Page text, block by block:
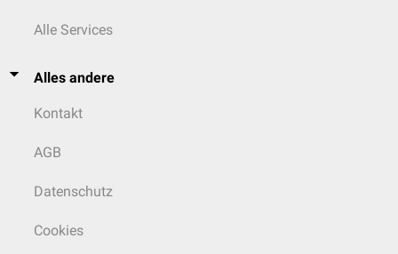
Alle Services
Alles andere
Kontakt
AGB
Datenschutz
Cookies